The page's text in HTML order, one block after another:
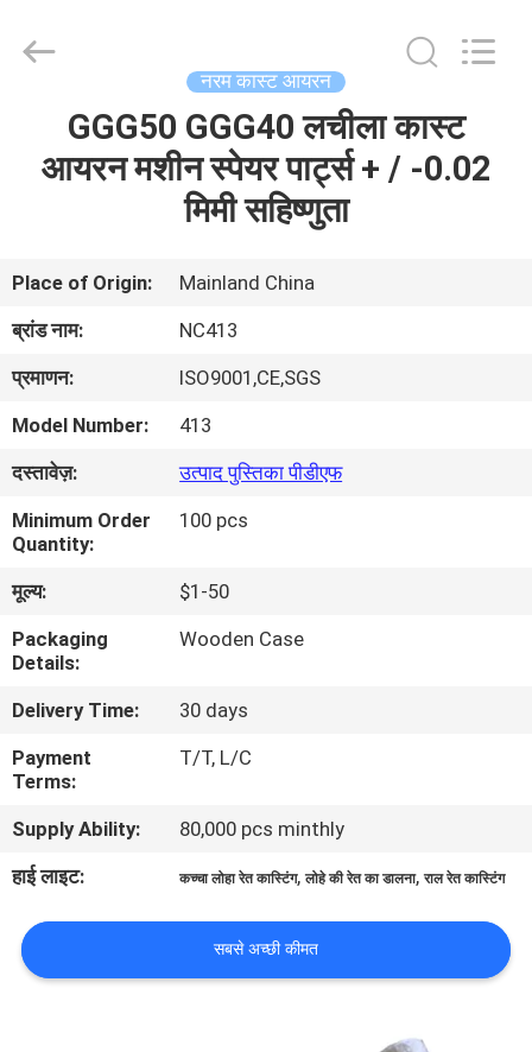
वीडियो
बारे
में
कारखाने
का
दौरा
गुणवत्ता
नियंत्रण
हमसे
संपर्क
करें
समाचार
Foundry
CO.,LTD.
नरम कास्ट आयरन
GGG50 GGG40 लचीला कास्ट
आयरन मशीन स्पेयर पार्ट्स + / -0.02
मिमी सहिष्णुता
Place of Origin:
Mainland China
ब्रांड नाम:
NC413
प्रमाणन:
ISO9001,CE,SGS
Model Number:
413
दस्तावेज़:
उत्पाद पुस्तिका पीडीएफ
Minimum Order
Quantity:
100 pcs
मूल्य:
$1-50
Packaging
Details:
Wooden Case
Delivery Time:
30 days
Payment
Terms:
T/T, L/C
Supply Ability:
80,000 pcs minthly
हाई लाइट:
कच्चा लोहा रेत कास्टिंग,लोहे की रेत का डालना,राल रेत कास्टिंग
सबसे अच्छी कीमत